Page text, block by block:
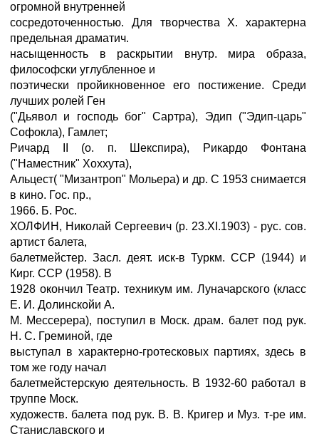
огромной внутренней
сосредоточенностью. Для творчества X. характерна
предельная драматич.
насыщенность в раскрытии внутр. мира образа,
философски углубленное и
поэтически пройикновенное его постижение. Среди
лучших ролей Ген
("Дьявол и господь бог" Сартра), Эдип ("Эдип-царь"
Софокла), Гамлет;
Ричард II (о. п. Шекспира), Рикардо Фонтана
("Наместник" Хоххута),
Альцест( "Мизантроп" Мольера) и др. С 1953 снимается
в кино. Гос. пр.,
1966. Б. Рос.
ХОЛФИН, Николай Сергеевич (р. 23.XI.1903) - рус. сов.
артист балета,
балетмейстер. Засл. деят. иск-в Туркм. ССР (1944) и
Кирг. ССР (1958). В
1928 окончил Театр. техникум им. Луначарского (класс
Е. И. Долинскойи А.
М. Мессерера), поступил в Моск. драм. балет под рук.
Н. С. Греминой, где
выступал в характерно-гротесковых партиях, здесь в
том же году начал
балетмейстерскую деятельность. В 1932-60 работал в
труппе Моск.
художеств. балета под рук. В. В. Кригер и Муз. т-ре им.
Станиславского и